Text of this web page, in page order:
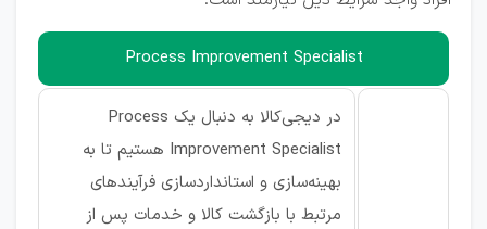
Process Improvement Specialist
در دیجی‌کالا به دنبال یک Process
Improvement Specialist هستیم تا به
بهینه‌سازی و استانداردسازی فرآیندهای
مرتبط با بازگشت کالا و خدمات پس از